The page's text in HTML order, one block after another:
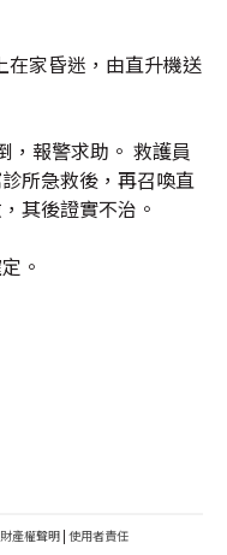
在家昏迷，由直升機送
，報警求助。 救護員
所急救後，再召喚直
其後證實不治。
。
產權聲明 | 使用者責任